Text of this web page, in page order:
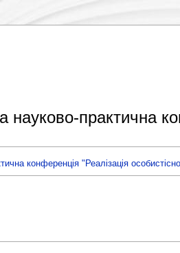
науково-практична
конференція "Реалізація